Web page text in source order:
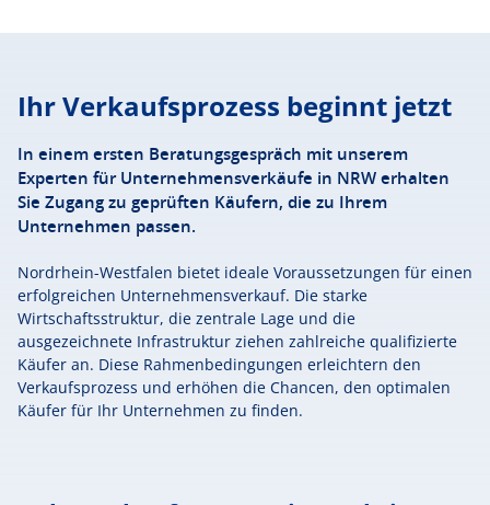
Ihr Verkaufsprozess beginnt jetzt
In einem ersten Beratungsgespräch mit unserem
Experten für Unternehmensverkäufe in NRW erhalten
Sie Zugang zu geprüften Käufern, die zu Ihrem
Unternehmen passen.
Nordrhein-Westfalen bietet ideale Voraussetzungen für einen
erfolgreichen Unternehmensverkauf. Die starke
Wirtschaftsstruktur, die zentrale Lage und die
ausgezeichnete Infrastruktur ziehen zahlreiche qualifizierte
Käufer an. Diese Rahmenbedingungen erleichtern den
Verkaufsprozess und erhöhen die Chancen, den optimalen
Käufer für Ihr Unternehmen zu finden.